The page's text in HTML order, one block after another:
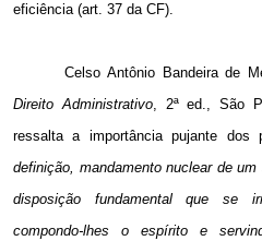
eficiência (art. 37 da CF).
Celso Antônio Bandeira de
Direito Administrativo, 2ª ed., São
ressalta a importância pujante dos
definição, mandamento nuclear de
disposição fundamental que se
compondo-lhes o espírito e